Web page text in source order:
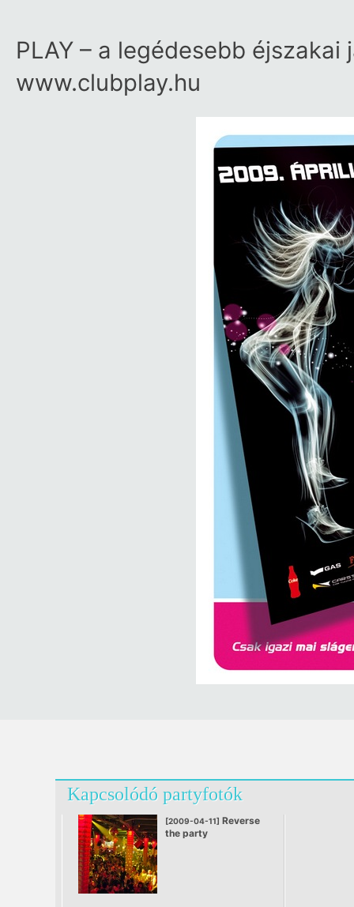
PLAY – a legédesebb éjszakai
www.clubplay.hu
Kapcsolódó partyfotók
[2009-04-11] Reverse
the party